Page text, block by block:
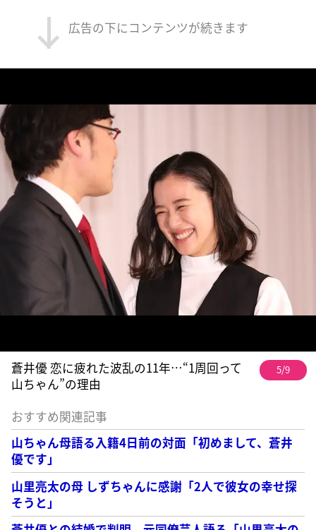
広告の下にコンテンツが続きます
蒼井優 恋に疲れた波乱の11年…“1周回って
山ちゃん”の理由
5/9
おすすめ関連記事
山ちゃん母語る入籍4日前の対面「初めまして、蒼井
優です」
山里亮太の母 しずちゃんに感謝「2人で彼女の幸せ探
そうと」